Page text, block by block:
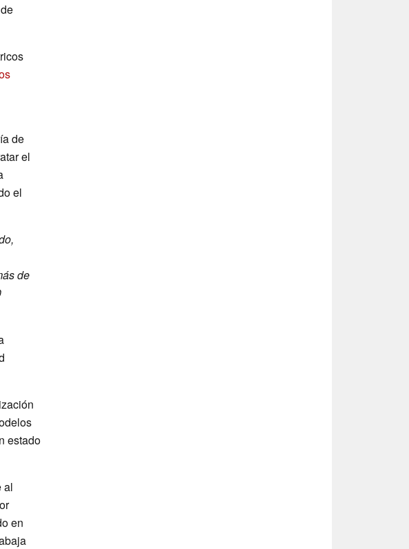
de
el
el
de
estado
al
en